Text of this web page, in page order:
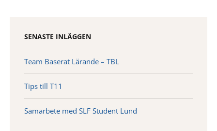
SENASTE INLÄGGEN
Team Baserat Lärande – TBL
Tips till T11
Samarbete med SLF Student Lund